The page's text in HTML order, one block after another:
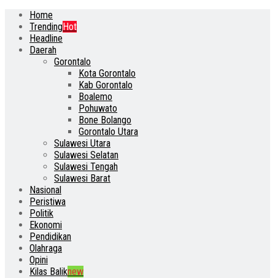
Home
TrendingHot
Headline
Daerah
Gorontalo
Kota Gorontalo
Kab Gorontalo
Boalemo
Pohuwato
Bone Bolango
Gorontalo Utara
Sulawesi Utara
Sulawesi Selatan
Sulawesi Tengah
Sulawesi Barat
Nasional
Peristiwa
Politik
Ekonomi
Pendidikan
Olahraga
Opini
Kilas Baliknew